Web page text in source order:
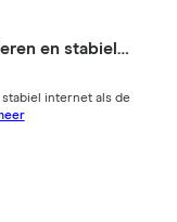
en stabiel…
internet als de